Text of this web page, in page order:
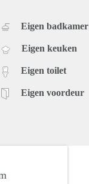
Eigen badkamer
Eigen keuken
Eigen toilet
Eigen voordeur